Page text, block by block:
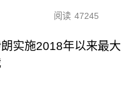
阅读 47245
实施2018年以来最大